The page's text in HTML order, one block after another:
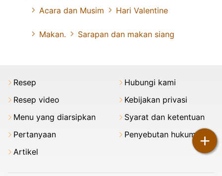
+
Acara dan Musim
Hari Valentine
Makan. Sarapan dan makan siang
Resep
Resep video
Menu yang diarsipkan
Pertanyaan
Artikel
Hubungi kami
Kebijakan privasi
Syarat dan ketentuan
Penyebutan hukum